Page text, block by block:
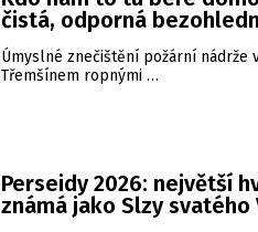
čistá, odporná
Úmyslné znečištění požární nádrže
Třemšínem ropnými …
Perseidy 2026: největší
známá jako Slzy svatého